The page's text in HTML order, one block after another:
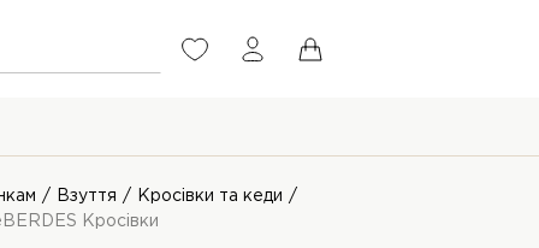
Взуття
Кросівки та кеди
Кросівки